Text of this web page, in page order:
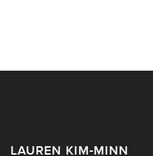
LAUREN KIM-MINN